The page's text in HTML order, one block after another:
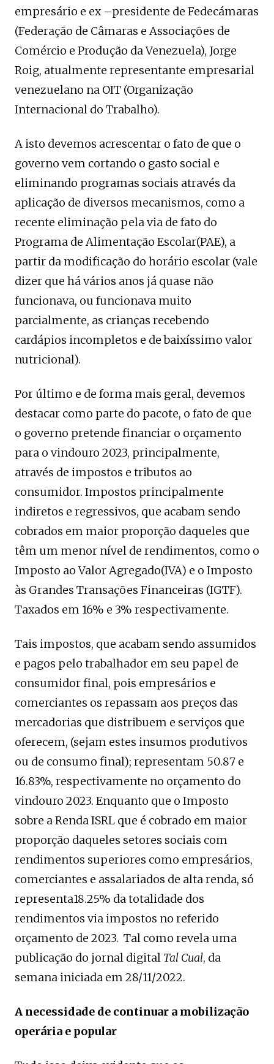
empresário e ex –presidente de Fedecámaras
(Federação de Câmaras e Associações de
Comércio e Produção da Venezuela), Jorge
Roig, atualmente representante empresarial
venezuelano na OIT (Organização
Internacional do Trabalho).
A isto devemos acrescentar o fato de que o
governo vem cortando o gasto social e
eliminando programas sociais através da
aplicação de diversos mecanismos, como a
recente eliminação pela via de fato do
Programa de Alimentação Escolar(PAE), a
partir da modificação do horário escolar (vale
dizer que há vários anos já quase não
funcionava, ou funcionava muito
parcialmente, as crianças recebendo
cardápios incompletos e de baixíssimo valor
nutricional).
Por último e de forma mais geral, devemos
destacar como parte do pacote, o fato de que
o governo pretende financiar o orçamento
para o vindouro 2023, principalmente,
através de impostos e tributos ao
consumidor. Impostos principalmente
indiretos e regressivos, que acabam sendo
cobrados em maior proporção daqueles que
têm um menor nível de rendimentos, como o
Imposto ao Valor Agregado(IVA) e o Imposto
às Grandes Transações Financeiras (IGTF).
Taxados em 16% e 3% respectivamente.
Tais impostos, que acabam sendo assumidos
e pagos pelo trabalhador em seu papel de
consumidor final, pois empresários e
comerciantes os repassam aos preços das
mercadorias que distribuem e serviços que
oferecem, (sejam estes insumos produtivos
ou de consumo final); representam 50.87 e
16.83%, respectivamente no orçamento do
vindouro 2023. Enquanto que o Imposto
sobre a Renda ISRL que é cobrado em maior
proporção daqueles setores sociais com
rendimentos superiores como empresários,
comerciantes e assalariados de alta renda, só
representa18.25% da totalidade dos
rendimentos via impostos no referido
orçamento de 2023. Tal como revela uma
publicação do jornal digital Tal Cual, da
semana iniciada em 28/11/2022.
A necessidade de continuar a mobilização
operária e popular